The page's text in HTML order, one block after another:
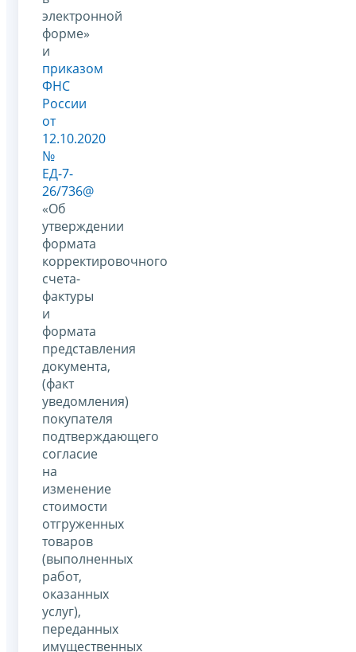
электронной
форме»
и
приказом
ФНС
России
от
12.10.2020
№
ЕД-7-
26/736@
«Об
утверждении
формата
корректировочного
счета-
фактуры
и
формата
представления
документа,
(факт
уведомления)
покупателя
подтверждающего
согласие
на
изменение
стоимости
отгруженных
товаров
(выполненных
работ,
оказанных
услуг),
переданных
имущественных